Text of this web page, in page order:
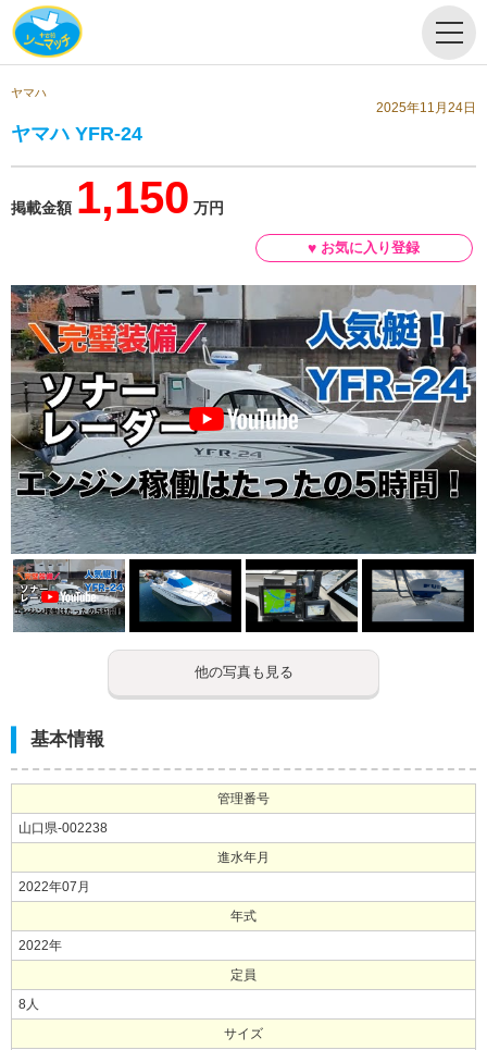
ヤマハ
2025年11月24日
ヤマハ YFR-24
掲載金額 1,150 万円
他の写真も見る
基本情報
管理番号
山口県-002238
進水年月
2022年07月
年式
2022年
定員
8人
サイズ